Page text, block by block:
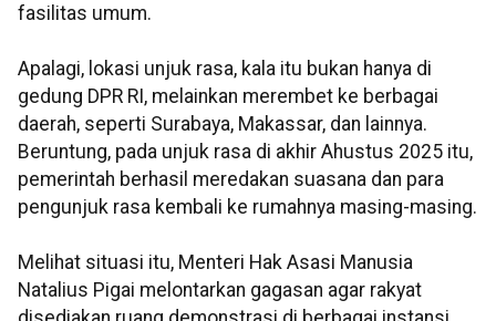
fasilitas umum.
Apalagi, lokasi unjuk rasa, kala itu bukan hanya di
gedung DPR RI, melainkan merembet ke berbagai
daerah, seperti Surabaya, Makassar, dan lainnya.
Beruntung, pada unjuk rasa di akhir Ahustus 2025 itu,
pemerintah berhasil meredakan suasana dan para
pengunjuk rasa kembali ke rumahnya masing-masing.
Melihat situasi itu, Menteri Hak Asasi Manusia
Natalius Pigai melontarkan gagasan agar rakyat